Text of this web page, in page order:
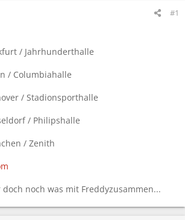
#1
/ Jahrhunderthalle
/ Columbiahalle
/ Stadionsporthalle
/ Philipshalle
/ Zenith
noch was mit Freddyzusammen...